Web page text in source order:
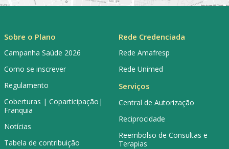
Sobre o Plano
Campanha Saúde 2026
Como se inscrever
Regulamento
Coberturas | Coparticipação|
Franquia
Notícias
Tabela de contribuição
Rede Credenciada
Rede Amafresp
Rede Unimed
Serviços
Central de Autorização
Reciprocidade
Reembolso de Consultas e
Terapias